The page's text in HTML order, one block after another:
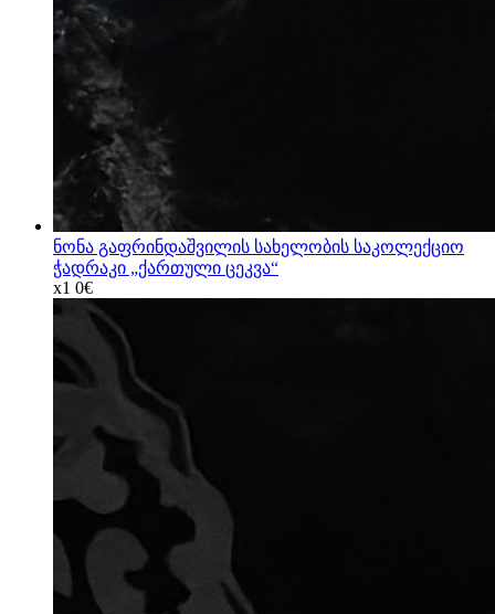
ნონა გაფრინდაშვილის სახელობის საკოლექციო
ჭადრაკი „ქართული ცეკვა“
x1 0€